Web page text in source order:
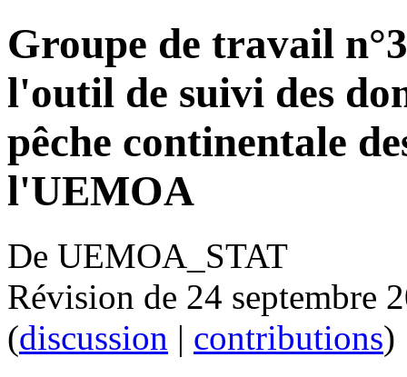
Groupe de travail
l'outil de suivi des
pêche continentale
l'UEMOA
De UEMOA_STAT
Révision de 24 septembre
(discussion | contributions)